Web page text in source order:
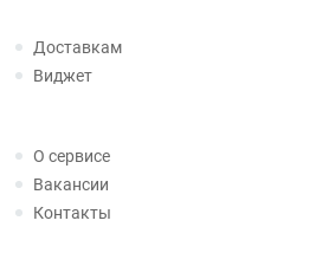
Доставкам
Виджет
О сервисе
Вакансии
Контакты